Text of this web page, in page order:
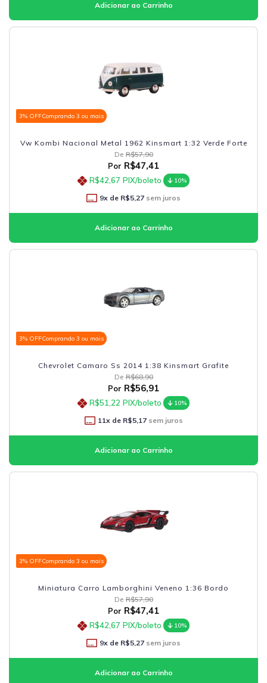
3% OFFComprando 3 ou mais
Vw Kombi Nacional Metal 1962 Kinsmart 1:32 Verde Forte
De R$57,90
Por R$47,41
R$42,67 PIX/boleto 10%
9x de R$5,27 sem juros
3% OFFComprando 3 ou mais
Chevrolet Camaro Ss 2014 1:38 Kinsmart Grafite
De R$68,90
Por R$56,91
R$51,22 PIX/boleto 10%
11x de R$5,17sem juros
3% OFFComprando 3 ou mais
Miniatura Carro Lamborghini Veneno 1:36 Bordo
De R$57,90
Por R$47,41
R$42,67 PIX/boleto 10%
9x de R$5,27 sem juros